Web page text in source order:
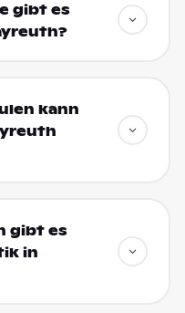
gibt es
kann
gibt es
in